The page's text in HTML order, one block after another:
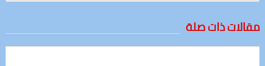
مقالات ذات صلة